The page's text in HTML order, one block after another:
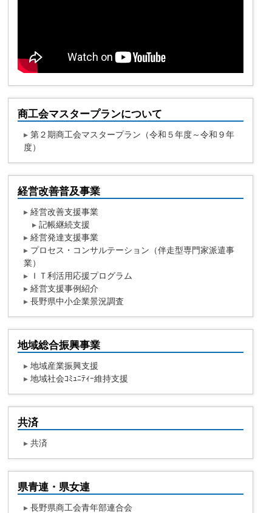
商工会マスタープランについて
▸第２期商工会マスタープラン（令和５年度～令和９年
度）
経営改善普及事業
▸経営改善支援事業
▸記帳継続支援
▸経営発達支援事業
▸ プロセス・コンサルテーション（伴走型専門家派遣事
業）
▸ ＩＴ利活用応援プログラム
▸経営支援事例紹介
▸長野県中小企業景況調査
地域総合振興事業
▸地域産業振興支援
▸地域社会ｺﾐｭﾆﾃｨｰ維持支援
共済
▸共済
県青連・県女連
▸長野県商工会青年部連合会